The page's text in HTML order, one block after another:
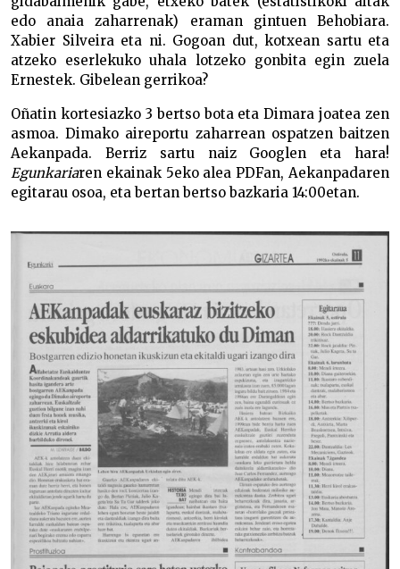
edo anaia zaharrenak) eraman gintuen Behobiara.
Xabier Silveira eta ni. Gogoan dut, kotxean sartu eta
atzeko eserlekuko uhala lotzeko gonbita egin zuela
Ernestek. Gibelean gerrikoa?
Oñatin kortesiazko 3 bertso bota eta Dimara joatea zen
asmoa. Dimako aireportu zaharrean ospatzen baitzen
Aekanpada. Berriz sartu naiz Googlen eta hara!
Egunkariaren ekainak 5eko alea PDFan, Aekanpadaren
egitarau osoa, eta bertan bertso bazkaria 14:00etan.